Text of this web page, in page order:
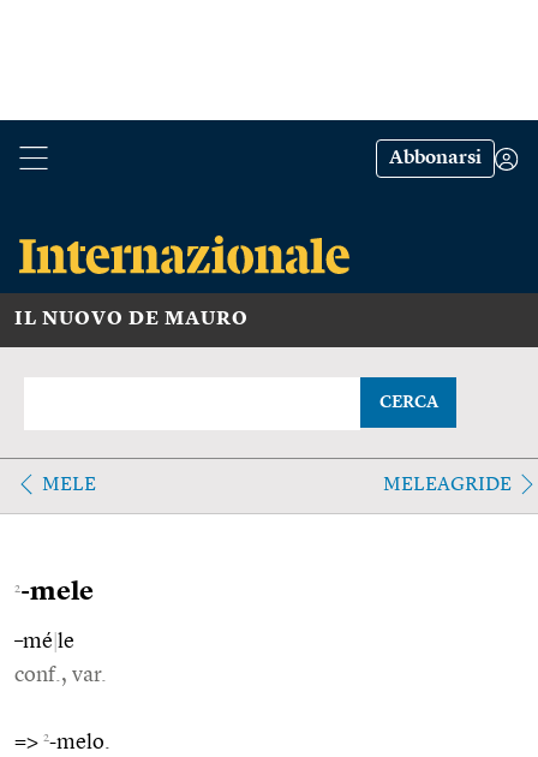
Abbonarsi
IL NUOVO DE MAURO
CERCA
MELE MELEAGRIDE
2-mele
–mé le
conf., var.
=> 2-melo.